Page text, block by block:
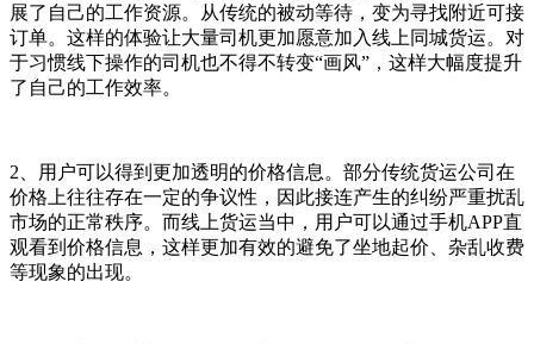
展了自己的工作资源。从传统的被动等待，变为寻找附近可接
订单。这样的体验让大量司机更加愿意加入线上同城货运。对
于习惯线下操作的司机也不得不转变“画风”，这样大幅度提升
了自己的工作效率。
2、用户可以得到更加透明的价格信息。部分传统货运公司在
价格上往往存在一定的争议性，因此接连产生的纠纷严重扰乱
市场的正常秩序。而线上货运当中，用户可以通过手机APP直
观看到价格信息，这样更加有效的避免了坐地起价、杂乱收费
等现象的出现。